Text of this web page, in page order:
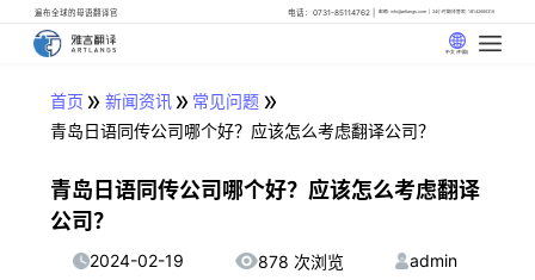
遍布全球的母语翻译官 电话：0731-85114762 邮箱: info@artlangs.com 24小时翻译管家: 18142666316
中文 (中国)
首页 » 新闻资讯» 常见问题 »
青岛日语同传公司哪个好？应该怎么考虑翻译公司？
青岛日语同传公司哪个好？应该怎么考虑翻译
公司？
2024-02-19 878 次浏览 admin